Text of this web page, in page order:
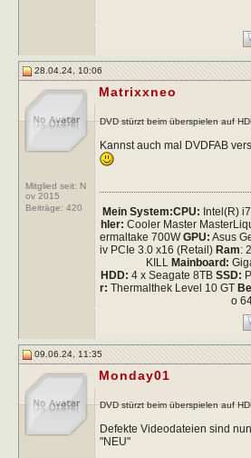
28.04.24, 10:06
Mitglied seit: N
ov 2015
Beiträge: 420
Matrixxneo
DVD stürzt beim überspielen auf
Kannst auch mal DVDFAB
Mein System:CPU: Intel(R)
hler: Cooler Master
ermaltake 700WGPU: Asus
iv PCIe 3.0 x16 (Retail) Ram:
KILLMainboard:
HDD: 4 x Seagate 8TB SSD:
r: Thermalthek Level 10 GT
o
09.06.24, 11:35
Monday01
DVD stürzt beim überspielen auf
Defekte Videodateien sind
"NEU"